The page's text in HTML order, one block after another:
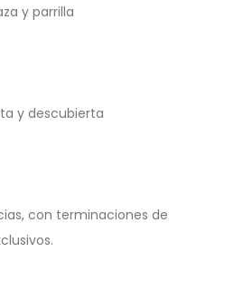
y parrilla
y descubierta
con terminaciones de